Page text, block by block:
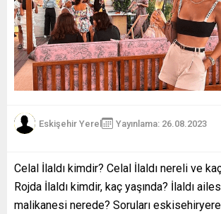
Eskişehir Yerel Yayınlama: 26.08.2023
Celal İlaldı kimdir? Celal İlaldı nereli ve
Rojda İlaldı kimdir, kaç yaşında? İlaldı
malikanesi nerede? Soruları